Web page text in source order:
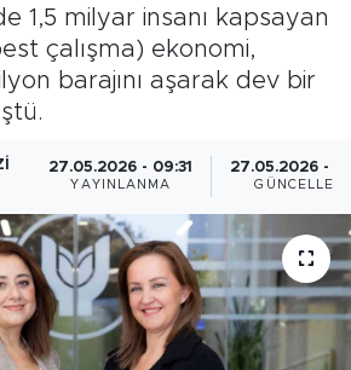
1,5 milyar insanı kapsayan
çalışma) ekonomi,
barajını aşarak dev bir
27.05.2026 - 09:31
YAYINLANMA
27.05.2026 -